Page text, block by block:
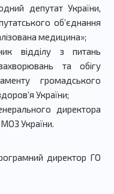
депутат України,
об’єднання
медицина»;
відділу з питань
та обігу
громадського
України;
директора
України.
директор ГО